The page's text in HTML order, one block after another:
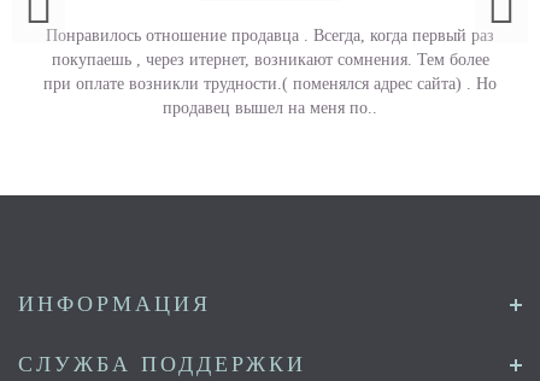
Понравилось отношение продавца . Всегда, когда первый раз
покупаешь , через итернет, возникают сомнения. Тем более
при оплате возникли трудности.( поменялся адрес сайта) . Но
продавец вышел на меня по..
ИНФОРМАЦИЯ
СЛУЖБА ПОДДЕРЖКИ